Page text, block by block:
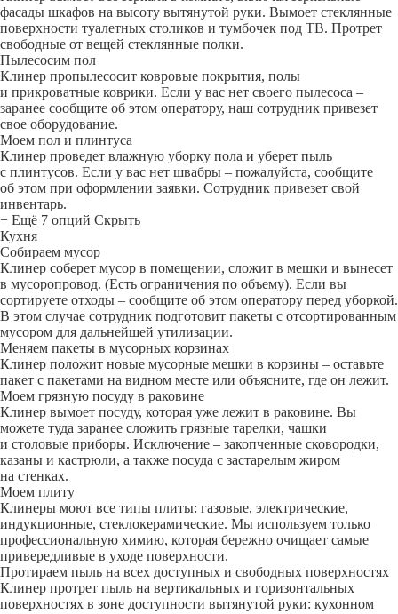
фасады шкафов на высоту вытянутой руки. Вымоет стеклянные
поверхности туалетных столиков и тумбочек под ТВ. Протрет
свободные от вещей стеклянные полки.
Пылесосим пол
Клинер пропылесосит ковровые покрытия, полы
и прикроватные коврики. Если у вас нет своего пылесоса –
заранее сообщите об этом оператору, наш сотрудник привезет
свое оборудование.
Моем пол и плинтуса
Клинер проведет влажную уборку пола и уберет пыль
с плинтусов. Если у вас нет швабры – пожалуйста, сообщите
об этом при оформлении заявки. Сотрудник привезет свой
инвентарь.
+ Ещё 7 опций Скрыть
Кухня
Собираем мусор
Клинер соберет мусор в помещении, сложит в мешки и вынесет
в мусоропровод. (Есть ограничения по объему). Если вы
сортируете отходы – сообщите об этом оператору перед уборкой.
В этом случае сотрудник подготовит пакеты с отсортированным
мусором для дальнейшей утилизации.
Меняем пакеты в мусорных корзинах
Клинер положит новые мусорные мешки в корзины – оставьте
пакет с пакетами на видном месте или объясните, где он лежит.
Моем грязную посуду в раковине
Клинер вымоет посуду, которая уже лежит в раковине. Вы
можете туда заранее сложить грязные тарелки, чашки
и столовые приборы. Исключение – закопченные сковородки,
казаны и кастрюли, а также посуда с застарелым жиром
на стенках.
Моем плиту
Клинеры моют все типы плиты: газовые, электрические,
индукционные, стеклокерамические. Мы используем только
профессиональную химию, которая бережно очищает самые
привередливые в уходе поверхности.
Протираем пыль на всех доступных и свободных поверхностях
Клинер протрет пыль на вертикальных и горизонтальных
поверхностях в зоне доступности вытянутой руки: кухонном